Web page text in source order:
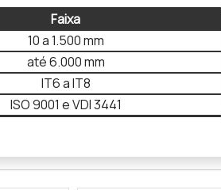
Faixa
10 a 1.500 mm
até 6.000 mm
IT6 a IT8
ISO 9001 e VDI 3441